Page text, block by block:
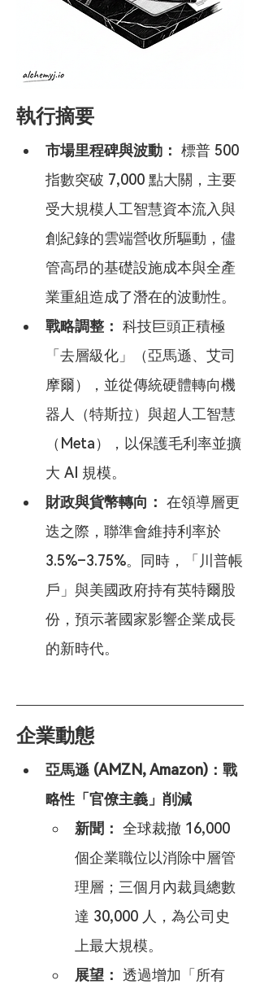
執行摘要
市場里程碑與波動： 標普 500
指數突破 7,000 點大關，主要
受大規模人工智慧資本流入與
創紀錄的雲端營收所驅動，儘
管高昂的基礎設施成本與全產
業重組造成了潛在的波動性。
戰略調整： 科技巨頭正積極
「去層級化」（亞馬遜、艾司
摩爾），並從傳統硬體轉向機
器人（特斯拉）與超人工智慧
（Meta），以保護毛利率並擴
大 AI 規模。
財政與貨幣轉向： 在領導層更
迭之際，聯準會維持利率於
3.5%–3.75%。同時，「川普帳
戶」與美國政府持有英特爾股
份，預示著國家影響企業成長
的新時代。
企業動態
亞馬遜 (AMZN, Amazon)：戰
略性「官僚主義」削減
新聞： 全球裁撤 16,000
個企業職位以消除中層管
理層；三個月內裁員總數
達 30,000 人，為公司史
上最大規模。
展望： 透過增加「所有